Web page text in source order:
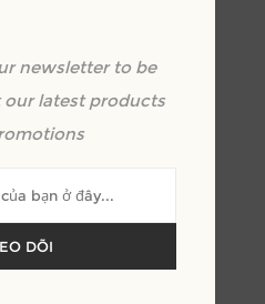
hạng:
newsletter to be
latest products
DÕI